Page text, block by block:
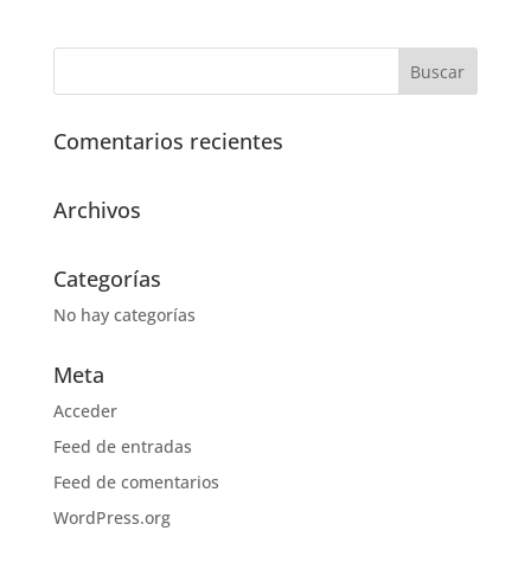
Comentarios recientes
Archivos
Categorías
No hay categorías
Meta
Acceder
Feed de entradas
Feed de comentarios
WordPress.org